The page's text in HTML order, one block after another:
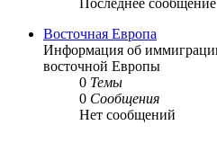
Восточная Европа
Информация об
восточной Европы
0 Темы
0 Сообщения
Нет сообщений